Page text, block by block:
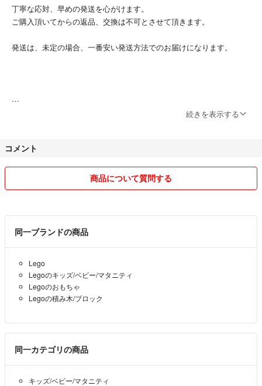
丁寧な応対、早めの発送を心がけます。
ご購入頂いてからの返品、交換は不可とさせて頂きます。
発送は、未定の場合、一番安い発送方法でのお届けになります。
続きを表示する
コメント
商品について質問する
同一ブランドの商品
Lego
Legoのキッズ/ベビー/マタニティ
Legoのおもちゃ
Legoの積み木/ブロック
同一カテゴリの商品
キッズ/ベビー/マタニティ